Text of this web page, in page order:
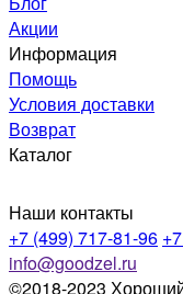
Акции
Информация
Помощь
Условия доставки
Возврат
Каталог
Наши контакты
+7 (499) 717-81-96
info@goodzel.ru
©2018-2023